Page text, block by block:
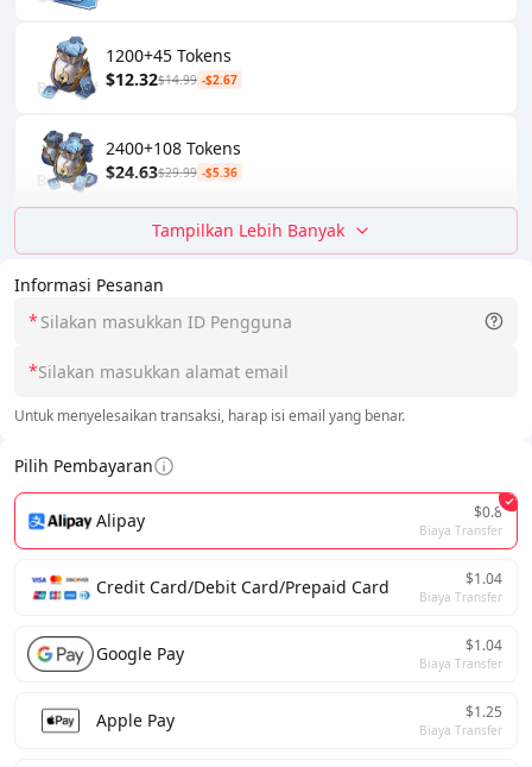
Informasi Pesanan
*
*
Untuk menyelesaikan transaksi, harap isi email yang benar.
Pilih Pembayaran
Alipay $0.8
Biaya Transfer
Credit Card/Debit Card/Prepaid Card $1.04
Biaya Transfer
Google Pay $1.04
Biaya Transfer
Apple Pay $1.25
Biaya Transfer
1200+45 Tokens
$12.32$14.99 -$2.67
2400+108 Tokens
$24.63$29.99 -$5.36
Tampilkan Lebih Banyak